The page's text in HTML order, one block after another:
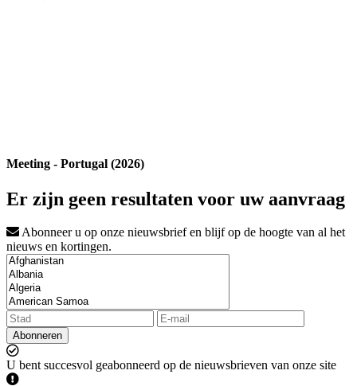
Meeting - Portugal (2026)
Er zijn geen resultaten voor uw aanvraag
Abonneer u op onze nieuwsbrief en blijf op de hoogte van al het
nieuws en kortingen.
Abonneren
U bent succesvol geabonneerd op de nieuwsbrieven van onze site